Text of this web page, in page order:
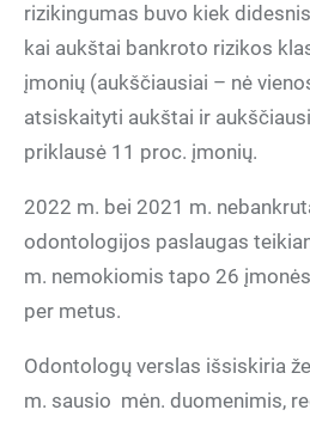
rizikingumas buvo kiek
kai aukštai bankroto rizikos
įmonių (aukščiausiai – nė
atsiskaityti aukštai ir
priklausė 11 proc. įmonių.
2022 m. bei 2021 m.
odontologijos paslaugas
m. nemokiomis tapo 26
per metus.
Odontologų verslas išsiskiria
m. sausio mėn. duomenimis,